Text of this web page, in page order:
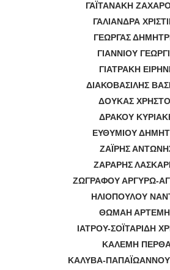
ΓΑΪΤΑΝΑΚΗ
ΓΑΛΙΑΝΔΡΑ
ΓΕΩΡΓΑΣ
ΓΙΑΝΝΙΟΥ
ΓΙΑΤΡΑΚΗ
ΔΙΑΚΟΒΑΣΙΛΗΣ
ΔΟΥΚΑΣ
ΔΡΑΚΟΥ
ΕΥΘΥΜΙΟΥ
ΖΑΪΡΗΣ
ΖΑΡΑΡΗΣ
ΖΩΓΡΑΦΟΥ ΑΡΓΥΡΩ-
ΗΛΙΟΠΟΥΛΟΥ
ΘΩΜΑΗ
ΙΑΤΡΟΥ-ΣΟΪΤΑΡΙΔΗ
ΚΑΛΕΜΗ
ΚΑΛΥΒΑ-